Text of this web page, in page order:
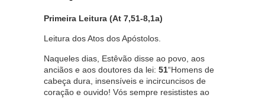
Primeira Leitura (At 7,51-8,1a)
Leitura dos Atos dos Apóstolos.
Naqueles dias, Estêvão disse ao povo, aos
anciãos e aos doutores da lei: 51“Homens de
cabeça dura, insensíveis e incircuncisos de
coração e ouvido! Vós sempre resististes ao